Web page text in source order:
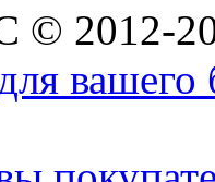
2012-
вашего